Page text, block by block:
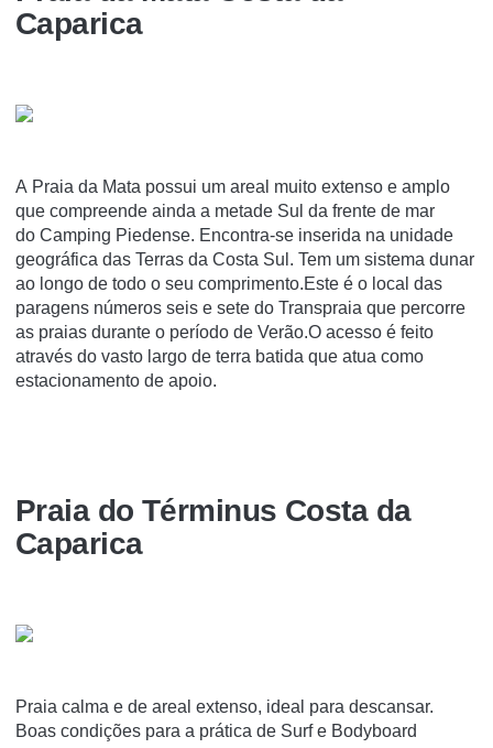
Caparica
A Praia da Mata possui um areal muito extenso e amplo
que compreende ainda a metade Sul da frente de mar
do Camping Piedense. Encontra-se inserida na unidade
geográfica das Terras da Costa Sul. Tem um sistema dunar
ao longo de todo o seu comprimento.Este é o local das
paragens números seis e sete do Transpraia que percorre
as praias durante o período de Verão.O acesso é feito
através do vasto largo de terra batida que atua como
estacionamento de apoio.
Praia do Términus Costa da
Caparica
Praia calma e de areal extenso, ideal para descansar.
Boas condições para a prática de Surf e Bodyboard